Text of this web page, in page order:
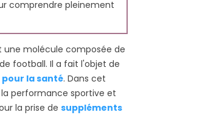
QU'EST-CE QU'UN
ANTIOXYDANT ?
11712 vues 175 Aimé
Un antioxydant est une
comprendre pleinement
une molécule composée de
football. Il a fait l'objet de
la santé. Dans cet
performance sportive et
la prise de suppléments